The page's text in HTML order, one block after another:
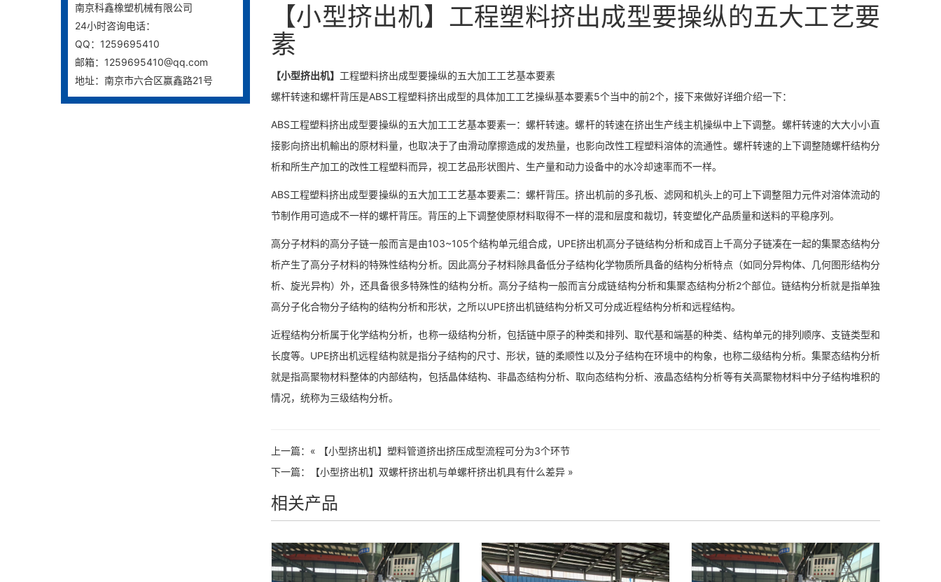
南京科鑫橡塑机械有限公司
24小时咨询电话：
QQ：1259695410
邮箱：1259695410@qq.com
地址：南京市六合区赢鑫路21号
【小型挤出机】工程塑料挤出成型要操纵的五大工艺要
素
【小型挤出机】 工程塑料挤出成型要操纵的五大加工工艺基本要素
螺杆转速和螺杆背压是ABS工程塑料挤出成型的具体加工工艺操纵基本要素5个当中的前2个，接下来做好详细介绍一下：
ABS工程塑料挤出成型要操纵的五大加工工艺基本要素一：螺杆转速。螺杆的转速在挤出生产线主机操纵中上下调整。螺杆转速的大大小小直
接影向挤出机輸出的原材料量，也取决于了由滑动摩擦造成的发热量，也影向改性工程塑料溶体的流通性。螺杆转速的上下调整随螺杆结构分
析和所生产加工的改性工程塑料而异，视工艺品形状图片、生产量和动力设备中的水冷却速率而不一样。
ABS工程塑料挤出成型要操纵的五大加工工艺基本要素二：螺杆背压。挤出机前的多孔板、滤网和机头上的可上下调整阻力元件对溶体流动的
节制作用可造成不一样的螺杆背压。背压的上下调整使原材料取得不一样的混和层度和裁切，转变塑化产品质量和送料的平稳序列。
高分子材料的高分子链一般而言是由103~105个结构单元组合成，UPE挤出机高分子链结构分析和成百上千高分子链凑在一起的集聚态结构分
析产生了高分子材料的特殊性结构分析。因此高分子材料除具备低分子结构化学物质所具备的结构分析特点（如同分异构体、几何图形结构分
析、旋光异构）外，还具备很多特殊性的结构分析。高分子结构一般而言分成链结构分析和集聚态结构分析2个部位。链结构分析就是指单独
高分子化合物分子结构的结构分析和形状，之所以UPE挤出机链结构分析又可分成近程结构分析和远程结构。
近程结构分析属于化学结构分析，也称一级结构分析，包括链中原子的种类和排列、取代基和端基的种类、结构单元的排列顺序、支链类型和
长度等。UPE挤出机远程结构就是指分子结构的尺寸、形状，链的柔顺性以及分子结构在环境中的构象，也称二级结构分析。集聚态结构分析
就是指高聚物材料整体的内部结构，包括晶体结构、非晶态结构分析、取向态结构分析、液晶态结构分析等有关高聚物材料中分子结构堆积的
情况，统称为三级结构分析。
上一篇：«
【小型挤出机】塑料管道挤出挤压成型流程可分为3个环节
下一篇：
【小型挤出机】双螺杆挤出机与单螺杆挤出机具有什么差异 »
相关产品